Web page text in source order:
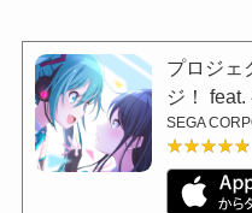
プロジェ
ジ！ feat.
SEGA
★★★★★
★★★★★